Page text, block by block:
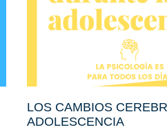
LOS CAMBIOS
ADOLESCENCIA